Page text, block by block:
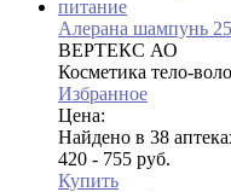
Алерана шампунь
ВЕРТЕКС АО
Косметика тело-
Избранное
Цена:
Найдено в 38
420 - 755 руб.
Купить